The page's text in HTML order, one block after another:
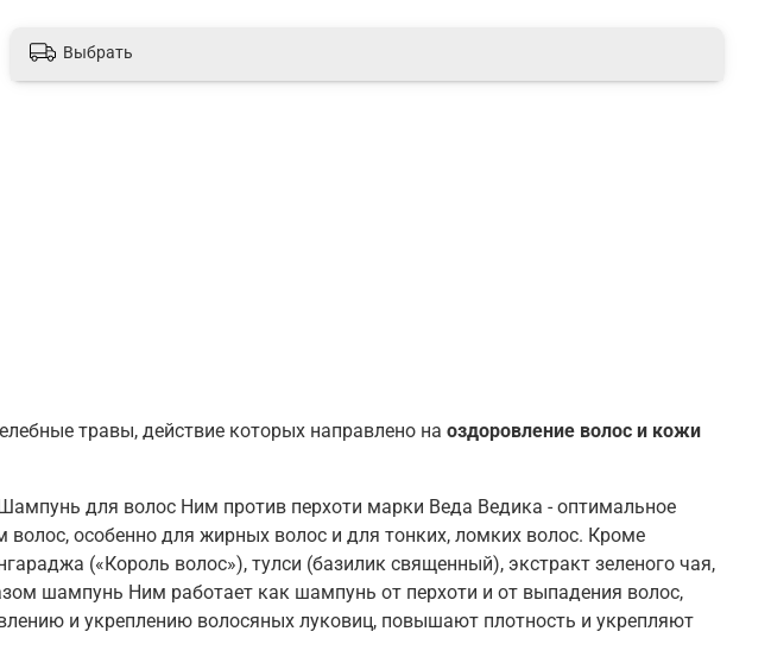
Выбрать
травы, действие которых направлено на оздоровление волос и кожи
для волос Ним против перхоти марки Веда Ведика - оптимальное
особенно для жирных волос и для тонких, ломких волос. Кроме
(«Король волос»), тулси (базилик священный), экстракт зеленого чая,
шампунь Ним работает как шампунь от перхоти и от выпадения волос,
и укреплению волосяных луковиц, повышают плотность и укрепляют